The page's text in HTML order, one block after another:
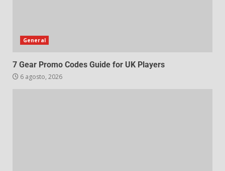
General
7 Gear Promo Codes Guide for UK Players
6 agosto, 2026